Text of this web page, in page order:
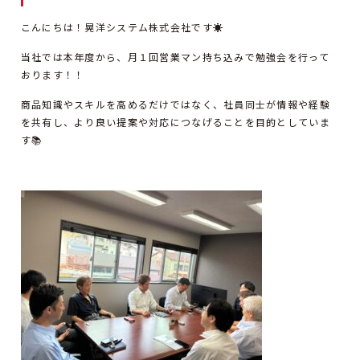
こんにちは！晃洋システム株式会社です☀
当社では本年度から、月１回営業マン持ち込みで勉強会を行って
おります！！
商品知識やスキルを高めるだけではなく、社員同士が情報や経験
を共有し、より良い提案や対応につなげることを目的としていま
す📚